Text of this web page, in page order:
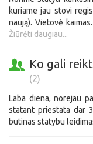
kuriame jau stovi
naują). Vietovė
Žiūrėti daugiau...
Ko gali
(2)
Laba diena, norejau
statant priestata dar
butinas statybu